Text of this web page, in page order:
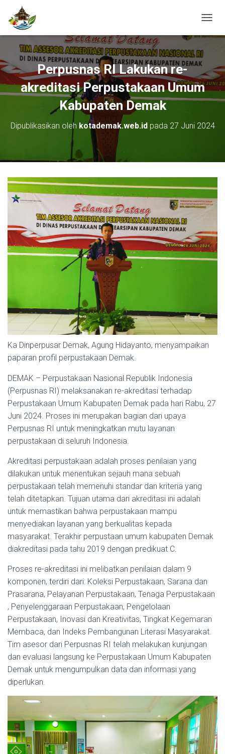
O
E
N
A
V
A
Perpusnas RI Lakukan re-
akreditasi Perpustakaan Umum
Kabupaten Demak
Dipublikasikan oleh kotademak.web.idpada 27 Juni 2024
Ka Dinperpusar Demak, Agung Hidayanto, menyampaikan
paparan profil perpustakaan Demak.
DEMAK – Perpustakaan Nasional Republik Indonesia
(Perpusnas RI) melaksanakan re-akreditasi terhadap
Perpustakaan Umum Kabupaten Demak pada hari Rabu, 27
Juni 2024. Proses ini merupakan bagian dari upaya
Perpusnas RI untuk meningkatkan mutu layanan
perpustakaan di seluruh Indonesia.
Akreditasi perpustakaan adalah proses penilaian yang
dilakukan untuk menentukan sejauh mana sebuah
perpustakaan telah memenuhi standar dan kriteria yang
telah ditetapkan. Tujuan utama dari akreditasi ini adalah
untuk memastikan bahwa perpustakaan mampu
menyediakan layanan yang berkualitas kepada
masyarakat. Terakhir perpustaan umum kabupaten Demak
diakreditasi pada tahu 2019 dengan predikuat C.
Proses re-akreditasi ini melibatkan penilaian dalam 9
komponen, terdiri dari: Koleksi Perpustakaan, Sarana dan
Prasarana, Pelayanan Perpustakaan, Tenaga Perpustakaan
, Penyelenggaraan Perpustakaan, Pengelolaan
Perpustakaan, Inovasi dan Kreativitas, Tingkat Kegemaran
Membaca, dan Indeks Pembangunan Literasi Masyarakat.
Tim asesor dari Perpusnas RI telah melakukan kunjungan
dan evaluasi langsung ke Perpustakaan Umum Kabupaten
Demak untuk mengumpulkan data dan informasi yang
diperlukan.